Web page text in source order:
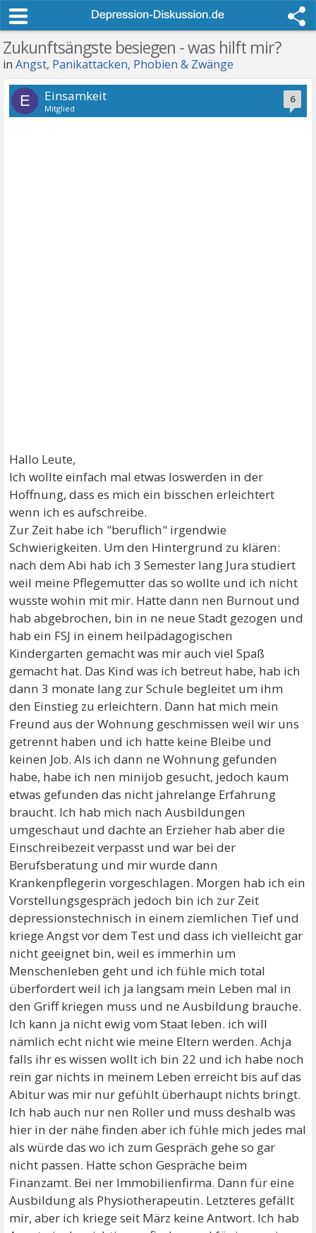
Zukunftsängste besiegen - was hilft mir?
inAngst, Panikattacken, Phobien & Zwänge
6
E Einsamkeit
Mitglied
Hallo Leute,
Ich wollte einfach mal etwas loswerden in der
Hoffnung, dass es mich ein bisschen erleichtert
wenn ich es aufschreibe.
Zur Zeit habe ich "beruflich" irgendwie
Schwierigkeiten. Um den Hintergrund zu klären:
nach dem Abi hab ich 3 Semester lang Jura studiert
weil meine Pflegemutter das so wollte und ich nicht
wusste wohin mit mir. Hatte dann nen Burnout und
hab abgebrochen, bin in ne neue Stadt gezogen und
hab ein FSJ in einem heilpädagogischen
Kindergarten gemacht was mir auch viel Spaß
gemacht hat. Das Kind was ich betreut habe, hab ich
dann 3 monate lang zur Schule begleitet um ihm
den Einstieg zu erleichtern. Dann hat mich mein
Freund aus der Wohnung geschmissen weil wir uns
getrennt haben und ich hatte keine Bleibe und
keinen Job. Als ich dann ne Wohnung gefunden
habe, habe ich nen minijob gesucht, jedoch kaum
etwas gefunden das nicht jahrelange Erfahrung
braucht. Ich hab mich nach Ausbildungen
umgeschaut und dachte an Erzieher hab aber die
Einschreibezeit verpasst und war bei der
Berufsberatung und mir wurde dann
Krankenpflegerin vorgeschlagen. Morgen hab ich ein
Vorstellungsgespräch jedoch bin ich zur Zeit
depressionstechnisch in einem ziemlichen Tief und
kriege Angst vor dem Test und dass ich vielleicht gar
nicht geeignet bin, weil es immerhin um
Menschenleben geht und ich fühle mich total
überfordert weil ich ja langsam mein Leben mal in
den Griff kriegen muss und ne Ausbildung brauche.
Ich kann ja nicht ewig vom Staat leben. ich will
nämlich echt nicht wie meine Eltern werden. Achja
falls ihr es wissen wollt ich bin 22 und ich habe noch
rein gar nichts in meinem Leben erreicht bis auf das
Abitur was mir nur gefühlt überhaupt nichts bringt.
Ich hab auch nur nen Roller und muss deshalb was
hier in der nähe finden aber ich fühle mich jedes mal
als würde das wo ich zum Gespräch gehe so gar
nicht passen. Hatte schon Gespräche beim
Finanzamt. Bei ner Immobilienfirma. Dann für eine
Ausbildung als Physiotherapeutin. Letzteres gefällt
mir, aber ich kriege seit März keine Antwort. Ich hab